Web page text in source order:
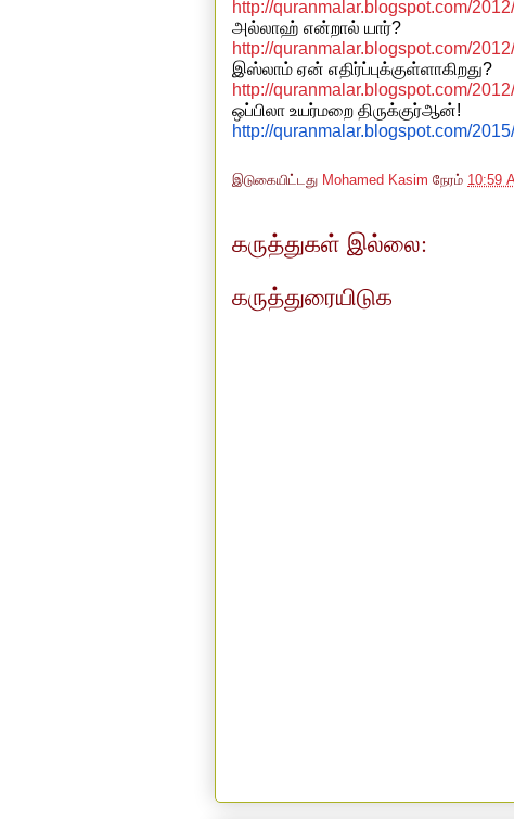
http://quranmalar.blogspot.com/
அல்லாஹ் என்றால் யார்?
http://quranmalar.blogspot.com/
இஸ்லாம் ஏன் எதிர்ப்புக்குள்ளாகிறது?
http://quranmalar.blogspot.com/
ஒப்பிலா உயர்மறை திருக்குர்ஆன்!
http://quranmalar.blogspot.com/
இடுகையிட்டது Mohamed Kasim நேரம் 10:59
கருத்துகள் இல்லை:
கருத்துரையிடுக